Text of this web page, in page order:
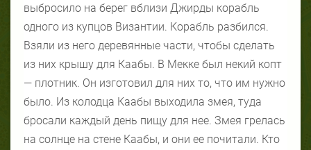
выбросило на берег вблизи Джирды корабль
одного из купцов Византии. Корабль разбился.
Взяли из него деревянные части, чтобы сделать
из них крышу для Каабы. В Мекке был некий копт
— плотник. Он изготовил для них то, что им нужно
было. Из колодца Каабы выходила змея, туда
бросали каждый день пищу для нее. Змея грелась
на солнце на стене Каабы, и они ее почитали. Кто